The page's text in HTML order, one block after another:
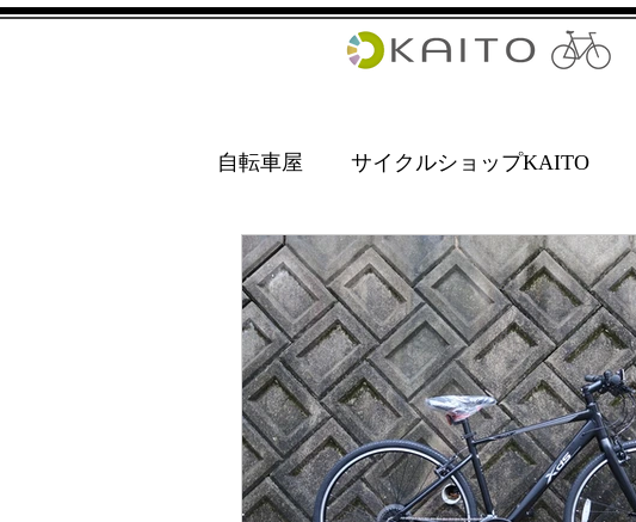
自転車屋 サイクルショップKAITO